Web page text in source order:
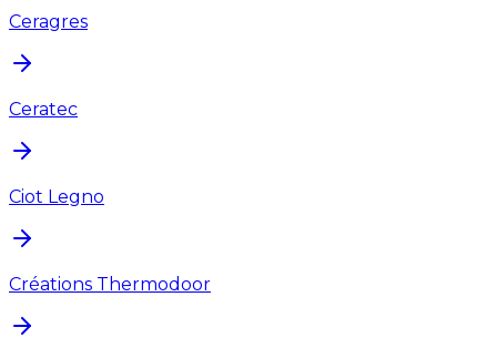
Ceragres
Ceratec
Ciot Legno
Créations Thermodoor